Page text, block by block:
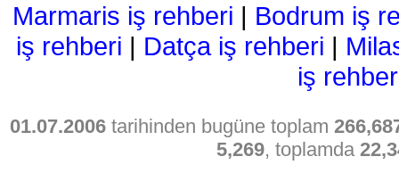
Marmaris iş rehberi | Bodrum iş
iş rehberi | Datça iş rehberi |
iş
01.07.2006 tarihinden bugüne toplam
5,269, toplamda